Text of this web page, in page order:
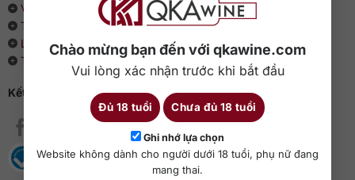
Chào mừng bạn đến với qkawine.com
Vui lòng xác nhận trước khi bắt đầu
Đủ 18 tuổi Chưa đủ 18 tuổi
Ghi nhớ lựa chọn
Website không dành cho người dưới 18 tuổi, phụ nữ đang
mang thai.
Về chúng tôi
Thông cáo báo chí
Liên hệ với QKAWine
Tin tức và sự kiện
Kết nối với QKAWine